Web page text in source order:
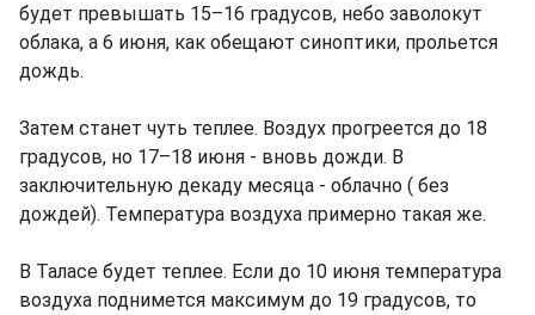
будет превышать 15–16 градусов, небо заволокут
облака, а 6 июня, как обещают синоптики, прольется
дождь.
Затем станет чуть теплее. Воздух прогреется до 18
градусов, но 17–18 июня - вновь дожди. В
заключительную декаду месяца - облачно ( без
дождей). Температура воздуха примерно такая же.
В Таласе будет теплее. Если до 10 июня температура
воздуха поднимется максимум до 19 градусов, то